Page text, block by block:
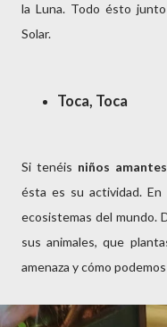
la Luna. Todo ésto
Solar.
Toca, Toca
Si tenéis niños
ésta es su actividad.
ecosistemas del mundo.
sus animales, que
amenaza y cómo